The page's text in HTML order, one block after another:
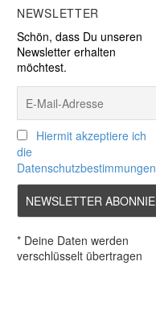
NEWSLETTER
Schön, dass Du unseren
Newsletter erhalten
möchtest.
Hiermit akzeptiere ich
die
Datenschutzbestimmungen
* Deine Daten werden
verschlüsselt übertragen